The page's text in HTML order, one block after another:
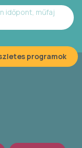
időpont, műfaj
programok